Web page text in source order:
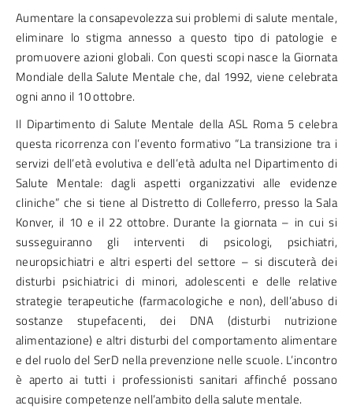
Aumentare la consapevolezza sui problemi di salute mentale,
eliminare lo stigma annesso a questo tipo di patologie e
promuovere azioni globali. Con questi scopi nasce la Giornata
Mondiale della Salute Mentale che, dal 1992, viene celebrata
ogni anno il 10 ottobre.
Il Dipartimento di Salute Mentale della ASL Roma 5 celebra
questa ricorrenza con l’evento formativo “La transizione tra i
servizi dell’età evolutiva e dell’età adulta nel Dipartimento di
Salute Mentale: dagli aspetti organizzativi alle evidenze
cliniche” che si tiene al Distretto di Colleferro, presso la Sala
Konver, il 10 e il 22 ottobre. Durante la giornata – in cui si
susseguiranno gli interventi di psicologi, psichiatri,
neuropsichiatri e altri esperti del settore – si discuterà dei
disturbi psichiatrici di minori, adolescenti e delle relative
strategie terapeutiche (farmacologiche e non), dell’abuso di
sostanze stupefacenti, dei DNA (disturbi nutrizione
alimentazione) e altri disturbi del comportamento alimentare
e del ruolo del SerD nella prevenzione nelle scuole. L’incontro
è aperto ai tutti i professionisti sanitari affinché possano
acquisire competenze nell’ambito della salute mentale.